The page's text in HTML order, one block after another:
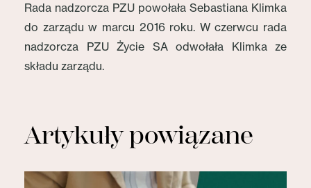
Rada nadzorcza PZU powołała Sebastiana Klimka
do zarządu w marcu 2016 roku. W czerwcu rada
nadzorcza PZU Życie SA odwołała Klimka ze
składu zarządu.
Artykuły powiązane